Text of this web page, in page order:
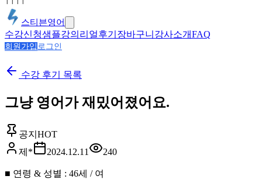
스티븐영어
수강신청샘플강의 리얼후기 장바구니 강사소개FAQ
회원가입 로그인
수강 후기 목록
그냥 영어가 재밌어졌어요.
공지 HOT
제*
2024.12.11 240
■ 연령 & 성별 : 46세 / 여